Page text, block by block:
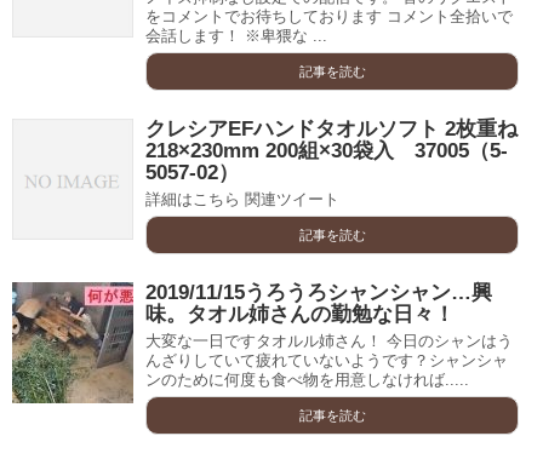
をコメントでお待ちしております コメント全拾いで
会話します！ ※卑猥な ...
記事を読む
クレシアEFハンドタオルソフト 2枚重ね
218×230mm 200組×30袋入 37005（5-
5057-02）
詳細はこちら 関連ツイート
記事を読む
2019/11/15うろうろシャンシャン…興
味。タオル姉さんの勤勉な日々！
大変な一日ですタオルル姉さん！ 今日のシャンはう
んざりしていて疲れていないようです？シャンシャ
ンのために何度も食べ物を用意しなければ.....
記事を読む